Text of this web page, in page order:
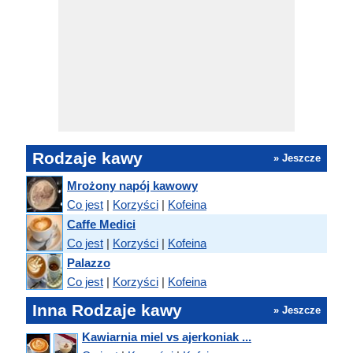
Rodzaje kawy » Jeszcze
Mrożony napój kawowy
Co jest | Korzyści | Kofeina
Caffe Medici
Co jest | Korzyści | Kofeina
Palazzo
Co jest | Korzyści | Kofeina
Inna Rodzaje kawy » Jeszcze
Kawiarnia miel vs ajerkoniak ...